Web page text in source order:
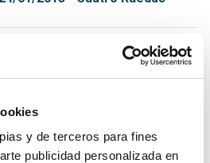
y de terceros para fines
publicidad personalizada en